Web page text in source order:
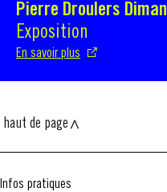
Pierre Droulers
Exposition
En savoir plus
S'ouvre dans une nouvelle
haut de page
Infos pratiques